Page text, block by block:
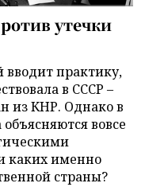
утечки
практику,
в СССР –
из КНР. Однако в
вовсе
каких именно
страны?